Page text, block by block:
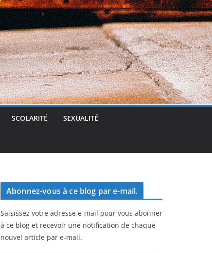
SCOLARITÉ SEXUALITÉ
Abonnez-vous à ce blog par e-mail.
Saisissez votre adresse e-mail pour vous abonner
à ce blog et recevoir une notification de chaque
nouvel article par e-mail.
g
e
r